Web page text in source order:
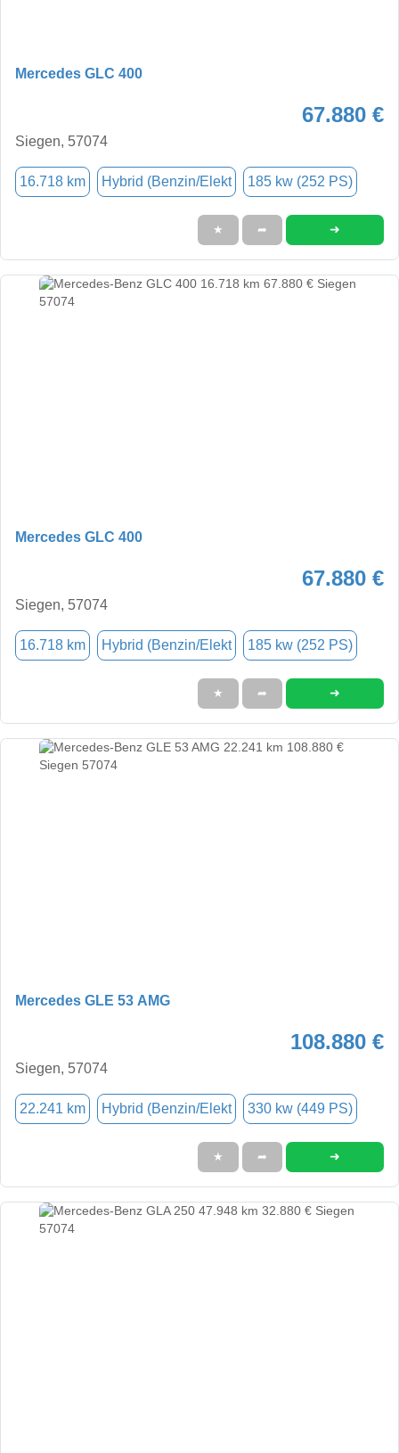
Mercedes GLC 400
67.880 €
Siegen, 57074
16.718 km Hybrid (Benzin/Elekt 185 kw (252 PS)
★ ➦ ➜
Mercedes GLC 400
67.880 €
Siegen, 57074
16.718 km Hybrid (Benzin/Elekt 185 kw (252 PS)
★ ➦ ➜
Mercedes GLE 53 AMG
108.880 €
Siegen, 57074
22.241 km Hybrid (Benzin/Elekt 330 kw (449 PS)
★ ➦ ➜